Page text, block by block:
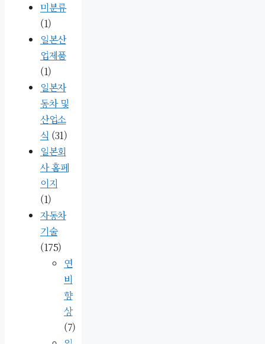
미분류
(1)
일본산
업제품
(1)
일본자
동차 및
산업소
식 (31)
일본회
사 홈페
이지
(1)
자동차
기술
(175)
연
비
향
상
(7)